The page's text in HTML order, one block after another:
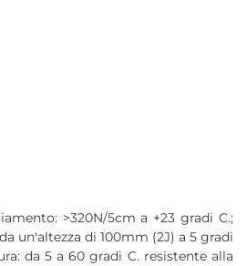
>320N/5cm a +23 gradi C.;
un'altezza di 100mm (2J) a 5 gradi
da 5 a 60 gradi C. resistente alla